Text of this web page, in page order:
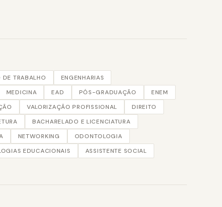
DE TRABALHO
ENGENHARIAS
MEDICINA EAD PÓS-GRADUAÇÃO
ENEM
VALORIZAÇÃO PROFISSIONAL
DIREITO
BACHARELADO E LICENCIATURA
NETWORKING
ODONTOLOGIA
EDUCACIONAIS
ASSISTENTE SOCIAL